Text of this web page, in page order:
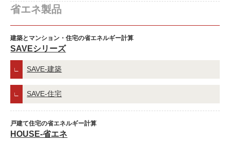
省エネ製品
建築とマンション・住宅の省エネルギー計算
SAVEシリーズ
SAVE-建築
SAVE-住宅
戸建て住宅の省エネルギー計算
HOUSE-省エネ